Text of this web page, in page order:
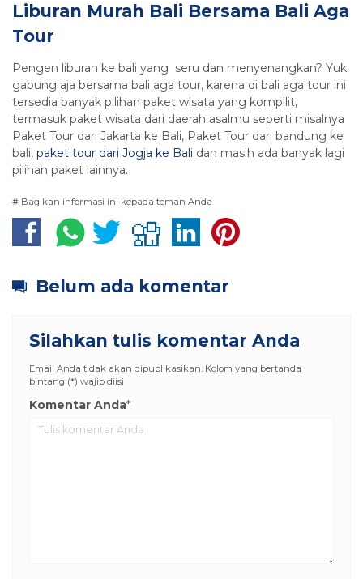
Liburan Murah Bali Bersama Bali Aga
Tour
Pengen liburan ke bali yang seru dan menyenangkan? Yuk
gabung aja bersama bali aga tour, karena di bali aga tour ini
tersedia banyak pilihan paket wisata yang kompllit,
termasuk paket wisata dari daerah asalmu seperti misalnya
Paket Tour dari Jakarta ke Bali, Paket Tour dari bandung ke
bali, paket tour dari Jogja ke Bali dan masih ada banyak lagi
pilihan paket lainnya.
# Bagikan informasi ini kepada teman Anda
Belum ada komentar
Silahkan tulis komentar Anda
Email Anda tidak akan dipublikasikan. Kolom yang bertanda
bintang (*) wajib diisi
Komentar Anda*